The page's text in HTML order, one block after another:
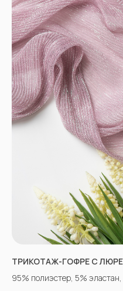
ТРИКОТАЖ-ГОФРЕ С
95% полиэстер, 5%
ПРОЧЕЕ
Договор оферты
Политика
конфиденциальности
*принадлежат компании Meta,
признанной экстремистской
и запрещенной в РФ